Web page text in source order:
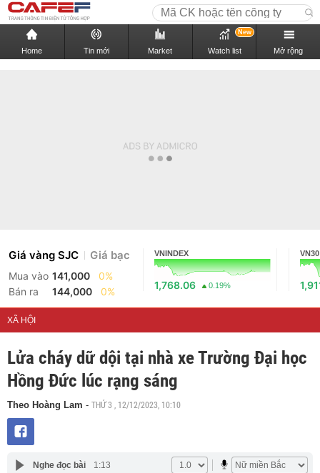
Home Tin mới Market Watch list
New
Mở rộng
Giá vàng SJC Giá bạc
Mua vào 141,000
0%
Bán ra
144,000 0%
VNINDEX
1,768.06 0.19%
VN30
XÃ HỘI
Lửa cháy dữ dội tại nhà xe Trường Đại học
Hồng Đức lúc rạng sáng
Theo Hoàng Lam - THỨ 3 , 12/12/2023, 10:10
Nghe đọc bài 1:13